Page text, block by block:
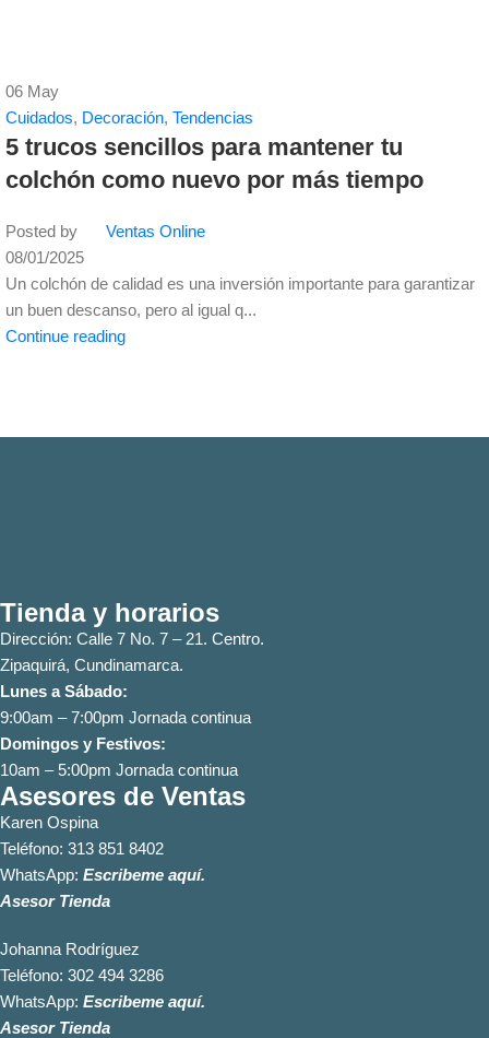
06 May
Cuidados, Decoración, Tendencias
5 trucos sencillos para mantener tu
colchón como nuevo por más tiempo
Posted by
Ventas Online
08/01/2025
Un colchón de calidad es una inversión importante para garantizar
un buen descanso, pero al igual q...
Continue reading
Tienda y horarios
Dirección: Calle 7 No. 7 – 21. Centro.
Zipaquirá, Cundinamarca.
Lunes a Sábado:
9:00am – 7:00pm Jornada continua
Domingos y Festivos:
10am – 5:00pm Jornada continua
Asesores de Ventas
Karen Ospina
Teléfono: 313 851 8402
WhatsApp: Escribeme aquí.
Asesor Tienda
Johanna Rodríguez
Teléfono: 302 494 3286
WhatsApp: Escribeme aquí.
Asesor Tienda